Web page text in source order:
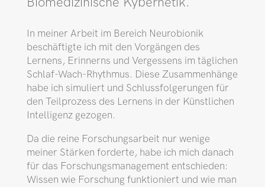
In meiner Arbeit im Bereich Neurobionik
beschäftigte ich mit den Vorgängen des
Lernens, Erinnerns und Vergessens im täglichen
Schlaf-Wach-Rhythmus. Diese Zusammenhänge
habe ich simuliert und Schlussfolgerungen für
den Teilprozess des Lernens in der Künstlichen
Intelligenz gezogen.
Da die reine Forschungsarbeit nur wenige
meiner Stärken forderte, habe ich mich danach
für das Forschungsmanagement entschieden:
Wissen wie Forschung funktioniert und wie man